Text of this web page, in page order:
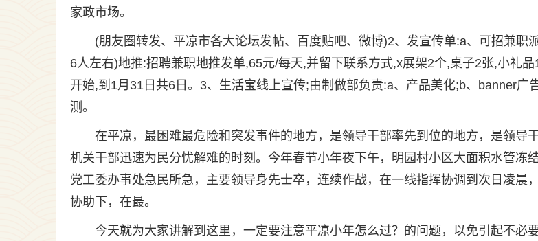
家政市场。
(朋友圈转发、平凉市各大论坛发帖、百度贴吧、微博)2、发宣传单:a、可招兼职
6人左右)地推:招聘兼职地推发单,65元/每天,并留下联系方式,x展架2个,桌子2张,小礼
开始,到1月31日共6日。3、生活宝线上宣传;由制做部负责:a、产品美化;b、banner广
测。
在平凉，最困难最危险和突发事件的地方，是领导干部率先到位的地方，是领导
机关干部迅速为民分忧解难的时刻。今年春节小年夜下午，明园村小区大面积水管冻
党工委办事处急民所急，主要领导身先士卒，连续作战，在一线指挥协调到次日凌晨
协助下，在最。
今天就为大家讲解到这里，一定要注意平凉小年怎么过？的问题，以免引起不必